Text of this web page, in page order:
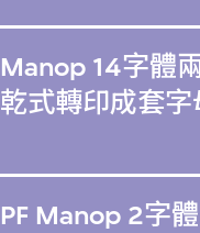
Manop 14字體
乾式轉印成套字
PF Manop 2字